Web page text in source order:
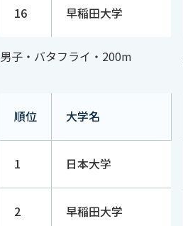
16 早稲田大学
男子・バタフライ・200m
順位 大学名
1 日本大学
2 早稲田大学